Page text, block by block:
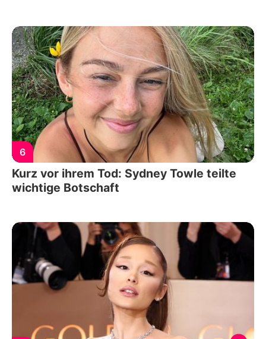
6
Kurz vor ihrem Tod: Sydney Towle teilte
wichtige Botschaft